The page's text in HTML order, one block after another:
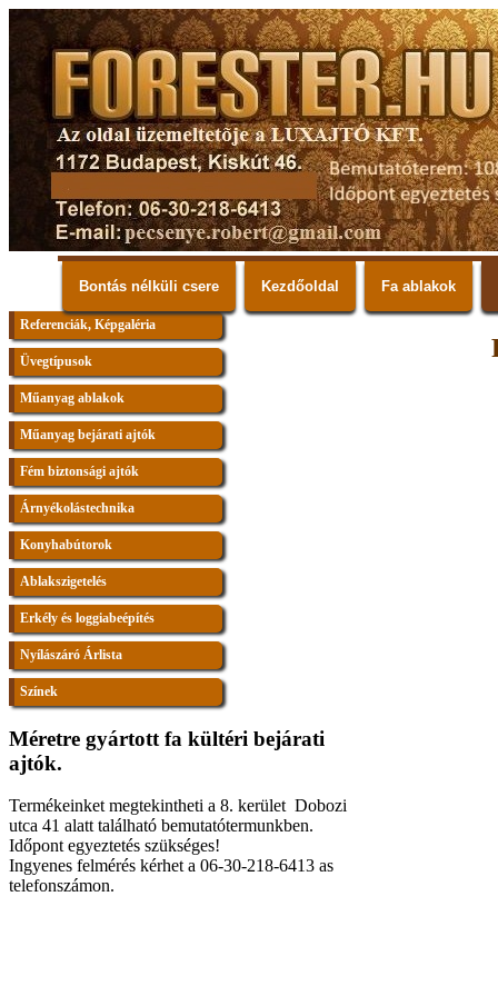
Bontás nélküli csere Kezdőoldal Fa ablakok
Referenciák, Képgaléria
Üvegtípusok
Műanyag ablakok
Műanyag bejárati ajtók
Fém biztonsági ajtók
Árnyékolástechnika
Konyhabútorok
Ablakszigetelés
Erkély és loggiabeépítés
Nyílászáró Árlista
Színek
Méretre gyártott fa kültéri bejárati
ajtók.
Termékeinket megtekintheti a 8. kerület Dobozi
utca 41 alatt található bemutatótermunkben.
Időpont egyeztetés szükséges!
Ingyenes felmérés kérhet a 06-30-218-6413 as
telefonszámon.